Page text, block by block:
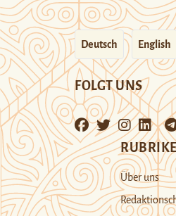
Deutsch English
FOLGT UNS
Über uns